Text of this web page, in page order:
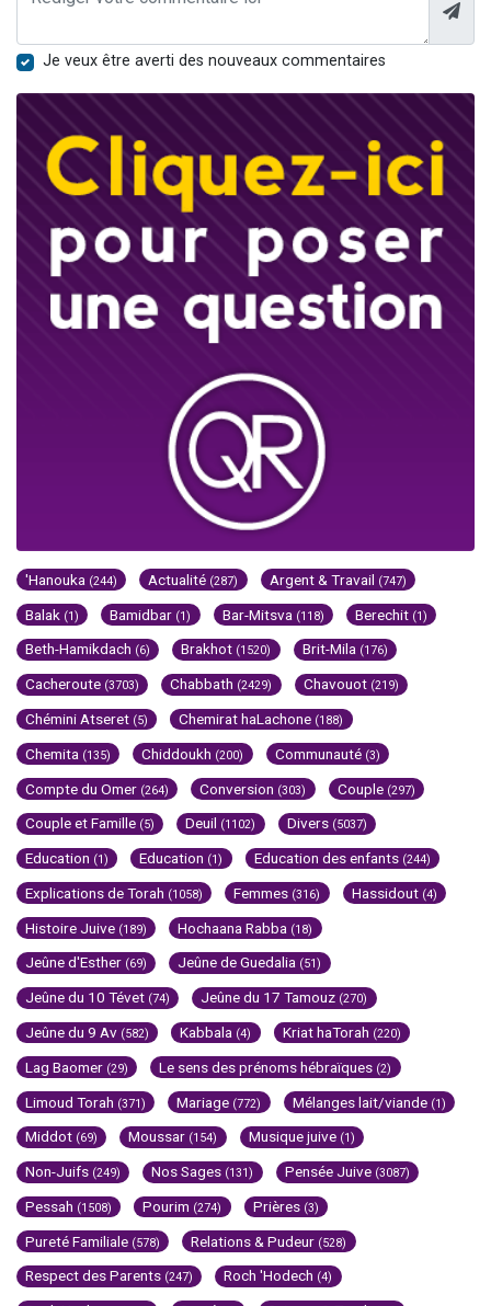
Je veux être averti des nouveaux commentaires
'Hanouka (244) Actualité (287) Argent & Travail (747)
Balak (1) Bamidbar (1) Bar-Mitsva (118) Berechit (1)
Beth-Hamikdach (6) Brakhot (1520) Brit-Mila (176)
Cacheroute (3703) Chabbath (2429) Chavouot (219)
Chémini Atseret (5) Chemirat haLachone (188)
Chemita (135) Chiddoukh (200) Communauté (3)
Compte du Omer (264) Conversion (303) Couple (297)
Couple et Famille (5) Deuil (1102) Divers (5037)
Education (1) Education (1) Education des enfants (244)
Explications de Torah (1058) Femmes (316) Hassidout (4)
Histoire Juive (189) Hochaana Rabba (18)
Jeûne d'Esther (69) Jeûne de Guedalia (51)
Jeûne du 10 Tévet (74) Jeûne du 17 Tamouz (270)
Jeûne du 9 Av (582) Kabbala (4) Kriat haTorah (220)
Lag Baomer (29) Le sens des prénoms hébraïques (2)
Limoud Torah (371) Mariage (772) Mélanges lait/viande (1)
Middot (69) Moussar (154) Musique juive (1)
Non-Juifs (249) Nos Sages (131) Pensée Juive (3087)
Pessah (1508) Pourim (274) Prières (3)
Pureté Familiale (578) Relations & Pudeur (528)
Respect des Parents (247) Roch 'Hodech (4)